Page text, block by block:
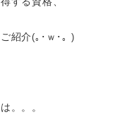
紹介(｡･ｗ･｡ )
。。。